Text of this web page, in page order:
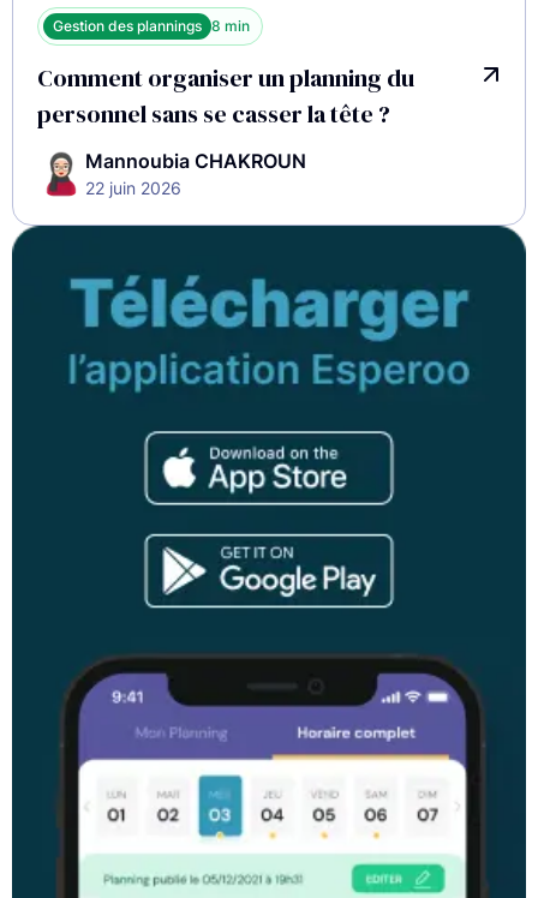
Gestion des plannings 8 min
Comment organiser un planning du
personnel sans se casser la tête ?
Mannoubia CHAKROUN
22 juin 2026